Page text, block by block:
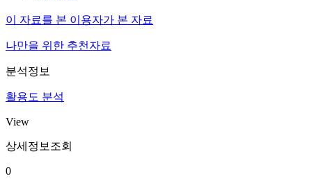
이 자료를 본 이용자가 본 자료
나만을 위한 추천자료
분석정보
활용도 분석
View
상세정보조회
0